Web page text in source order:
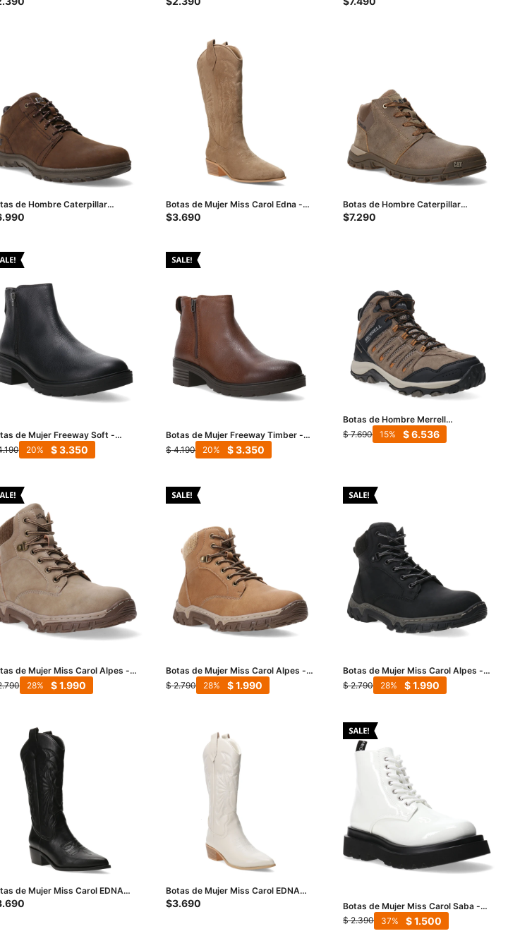
de Hombre Caterpillar
Mid - Marrón Oscuro
Botas de Mujer Miss Carol Edna -
Beige
$3.690
Botas de Hombre Caterpillar
Threshold Chukka - Marrón
$7.290
de Mujer Freeway Soft -
$3.350
20
Botas de Mujer Freeway Timber -
Marrón Habano
$ 4.190 $ 3.350
20
Botas de Hombre Merrell
Crosslander 3 Mid WP - Marrón -
$ 7.690 $6.536
15
de Mujer Miss Carol Alpes -
$1.990
28
Botas de Mujer Miss Carol Alpes -
Tan
$ 2.790 $ 1.990
28
Botas de Mujer Miss Carol Alpes -
Negro
$ 2.790 $1.990
28
de Mujer Miss Carol EDNA
con diseño en la caña -
Botas de Mujer Miss Carol EDNA
tejana con diseño en la caña - Beige
$3.690
Botas de Mujer Miss Carol Saba -
Blanco Hueso
$ 2.390 $1.500
37